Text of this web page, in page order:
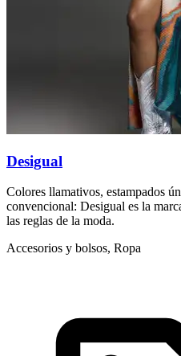
Desigual
Colores llamativos, estampados
convencional: Desigual es la
las reglas de la moda.
Accesorios y bolsos, Ropa